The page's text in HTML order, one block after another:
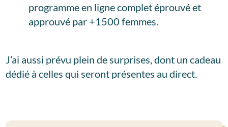
programme en ligne complet éprouvé et
approuvé par +1500 femmes.
J’ai aussi prévu plein de surprises, dont un cadeau
dédié à celles qui seront présentes au direct.